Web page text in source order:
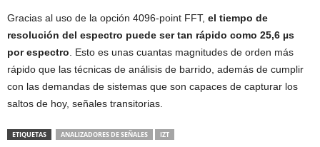
Gracias al uso de la opción 4096-point FFT, el tiempo de
resolución del espectro puede ser tan rápido como 25,6 µs
por espectro . Esto es unas cuantas magnitudes de orden más
rápido que las técnicas de análisis de barrido, además de cumplir
con las demandas de sistemas que son capaces de capturar los
saltos de hoy, señales transitorias.
ETIQUETAS ANALIZADORES DE SEÑALES IZT